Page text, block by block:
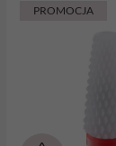
PROMOCJA